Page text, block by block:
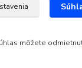
môžete